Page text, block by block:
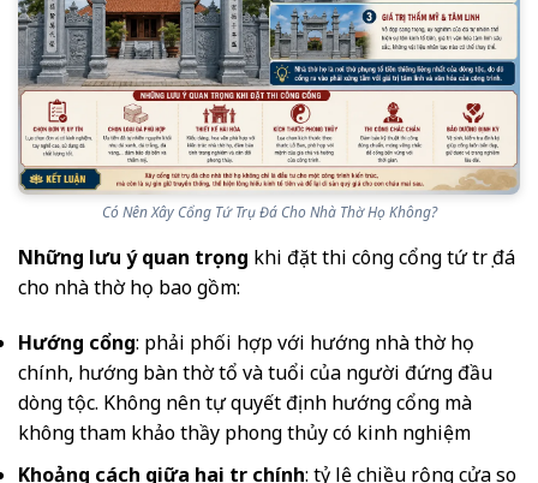
Có Nên Xây Cổng Tứ Trụ Đá Cho Nhà Thờ Họ Không?
Những lưu ý quan trọng khi đặt thi công cổng tứ trụ đá
cho nhà thờ họ bao gồm:
Hướng cổng: phải phối hợp với hướng nhà thờ họ
chính, hướng bàn thờ tổ và tuổi của người đứng đầu
dòng tộc. Không nên tự quyết định hướng cổng mà
không tham khảo thầy phong thủy có kinh nghiệm
Khoảng cách giữa hai trụ chính: tỷ lệ chiều rộng cửa so